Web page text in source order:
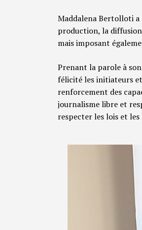
Maddalena Bertolloti
production, la
mais imposant
Prenant la parole à
félicité les initiateurs
renforcement des
journalisme libre et
respecter les lois et